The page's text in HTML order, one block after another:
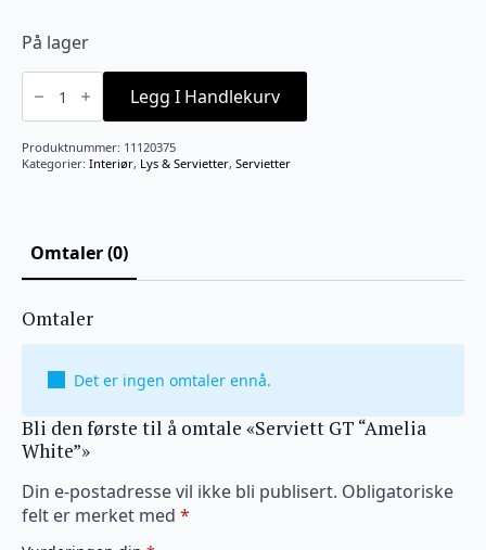
På lager
Serviett
GT
"Amelia
White"
antall
Legg I Handlekurv
Produktnummer: 11120375
Kategorier: Interiør, Lys & Servietter, Servietter
Omtaler (0)
Omtaler
Det er ingen omtaler ennå.
Bli den første til å omtale «Serviett GT “Amelia
White”»
Din e-postadresse vil ikke bli publisert. Obligatoriske
felt er merket med *